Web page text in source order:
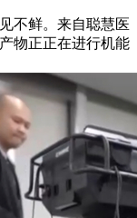
不鲜。来自聪慧医
物正正在进行机能